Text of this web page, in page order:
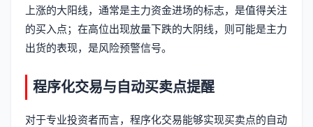
上涨的大阳线，通常是主力资金进场的标志，是值得关注
的买入点；在高位出现放量下跌的大阴线，则可能是主力
出货的表现，是风险预警信号。
程序化交易与自动买卖点提醒
对于专业投资者而言，程序化交易能够实现买卖点的自动